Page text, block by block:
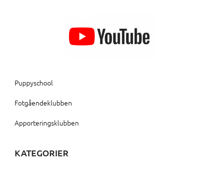
Puppyschool
Fotgåendeklubben
Apporteringsklubben
KATEGORIER